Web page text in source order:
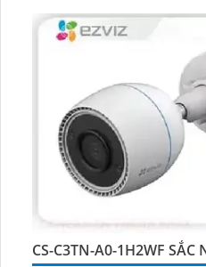
CS-C3TN-A0-1H2WF SẮC